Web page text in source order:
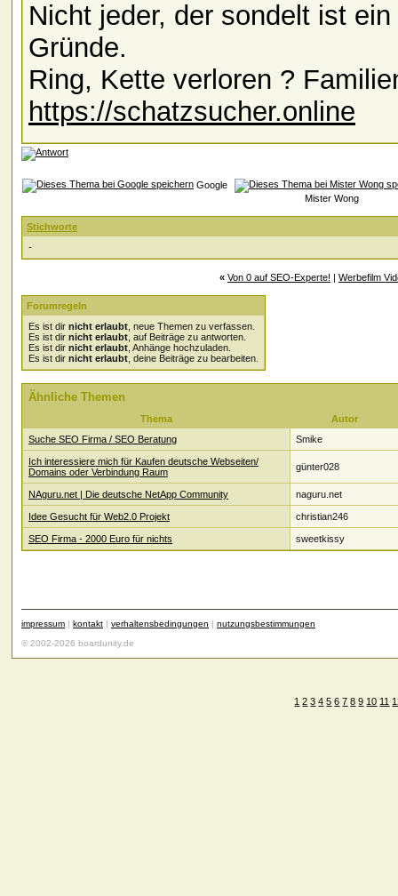
Nicht jeder, der sondelt ist
Gründe.
Ring, Kette verloren ?
https://schatzsucher.online
Google
Mister Wong
Stichworte
-
« Von 0 auf SEO-Experte! | Werbefilm
Forumregeln
Es ist dir nicht erlaubt , neue Themen zu verfassen.
Es ist dir nicht erlaubt , auf Beiträge zu antworten.
Es ist dir nicht erlaubt , Anhänge hochzuladen.
Es ist dir nicht erlaubt , deine Beiträge zu bearbeiten.
Ähnliche Themen
Thema
Autor
Suche SEO Firma / SEO Beratung
Smike
Ich interessiere mich für Kaufen deutsche Webseiten/
Domains oder Verbindung Raum
günter028
NAguru.net | Die deutsche NetApp Community naguru.net
Idee Gesucht für Web2.0 Projekt christian246
SEO Firma - 2000 Euro für nichts sweetkissy
impressum | kontakt | verhaltensbedingungen | nutzungsbestimmungen
© 2002-2026 boardunity.de
1 2 3 4 5 6 7 8 9 10 11